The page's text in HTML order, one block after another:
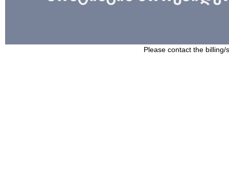
Please contact the